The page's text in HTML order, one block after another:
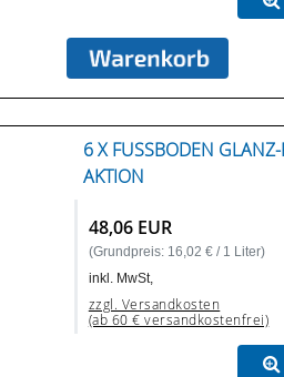
6 X FUSSBODEN GLANZ-
KTION
48,06 EUR
(Grundpreis: 16,02 € / 1 Liter)
inkl. MwSt,
zzgl. Versandkosten
(ab 60 € versandkostenfrei)